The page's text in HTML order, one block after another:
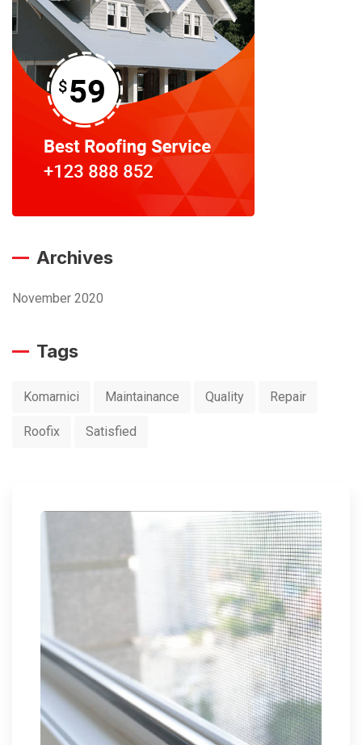
Archives
November 2020
Tags
Komarnici Maintainance Quality Repair
Roofix Satisfied